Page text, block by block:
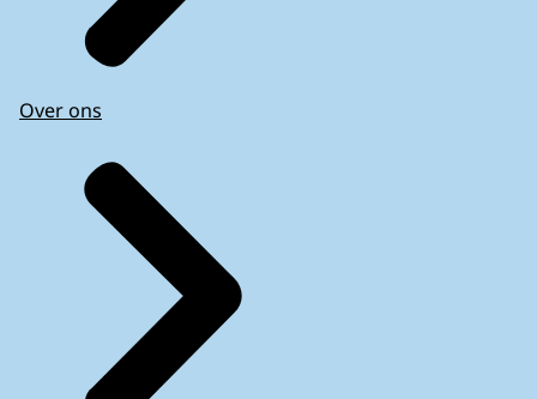
Over ons